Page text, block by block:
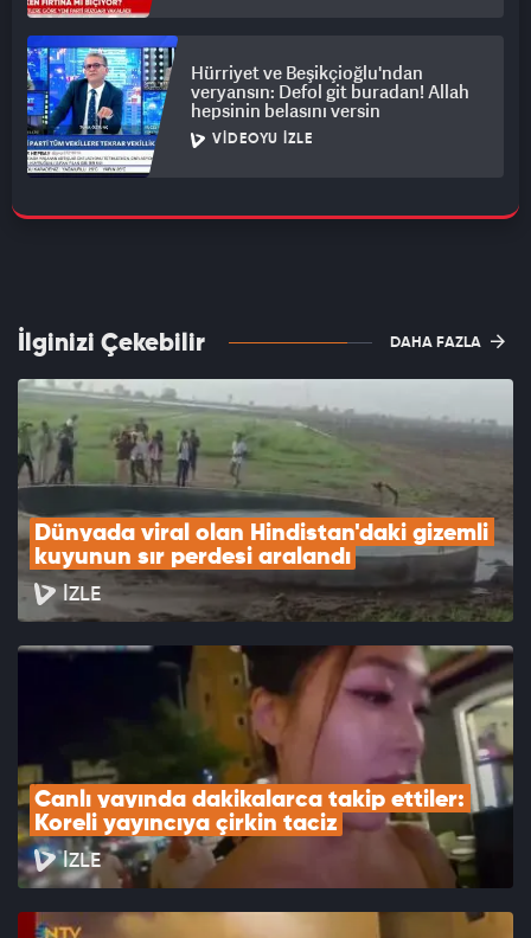
Hürriyet ve Beşikçioğlu'ndan
veryansın: Defol git buradan! Allah
hepsinin belasını versin
VIDEOYU İZLE
İlginizi Çekebilir DAHA FAZLA
Dünyada viral olan Hindistan'daki gizemli
kuyunun sır perdesi aralandı
İZLE
Canlı yayında dakikalarca takip ettiler:
Koreli yayıncıya çirkin taciz
İZLE